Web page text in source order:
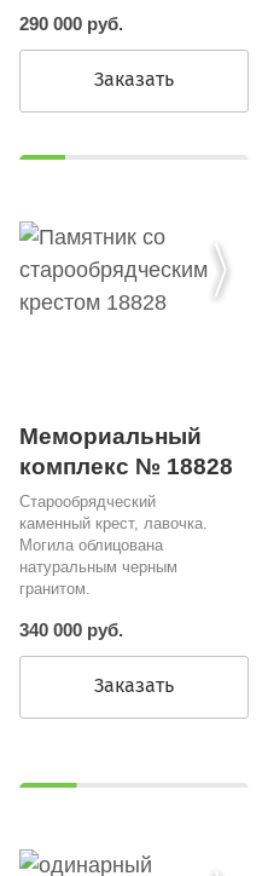
290 000 руб.
Заказать
Мемориальный
комплекс № 18828
Старообрядческий
каменный крест, лавочка.
Могила облицована
натуральным черным
гранитом.
340 000 руб.
Заказать